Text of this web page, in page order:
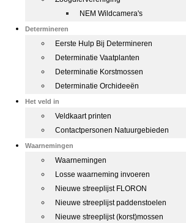
NEM Wildcamera's
Determineren
Eerste Hulp Bij Determineren
Determinatie Vaatplanten
Determinatie Korstmossen
Determinatie Orchideeën
Het veld in
Veldkaart printen
Contactpersonen Natuurgebieden
Waarnemingen
Waarnemingen
Losse waarneming invoeren
Nieuwe streeplijst FLORON
Nieuwe streeplijst paddenstoelen
Nieuwe streeplijst (korst)mossen